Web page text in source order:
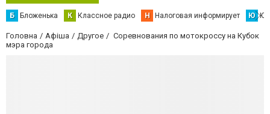
Б Бложенька К Классное радио Н Налоговая информирует Ю
Головна Афіша Другое
Соревнования по мотокроссу на Кубок
мэра города